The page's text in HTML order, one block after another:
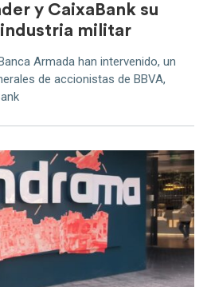
y CaixaBank su
militar
Armada han intervenido, un
de accionistas de BBVA,